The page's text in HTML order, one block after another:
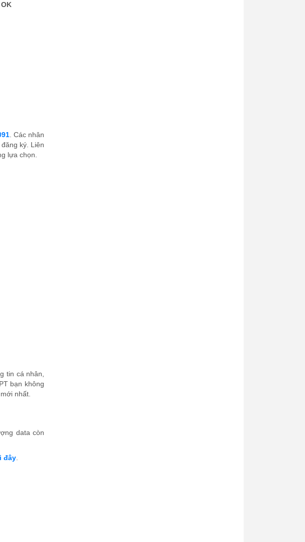
. Các nhân
ký. Liên
lựa chọn.
tin cá nhân,
bạn không
nhất.
data còn
đây